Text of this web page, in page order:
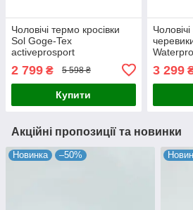
Чоловічі термо кросівки
Sol Goge-Tex
activeprosport
2 799 ₴ 5 598 ₴
Купити
3 299
Акційні пропозиції та новинки
Новинка –50%